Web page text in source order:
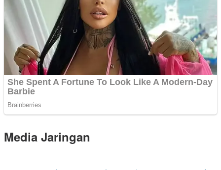
Media Jaringan